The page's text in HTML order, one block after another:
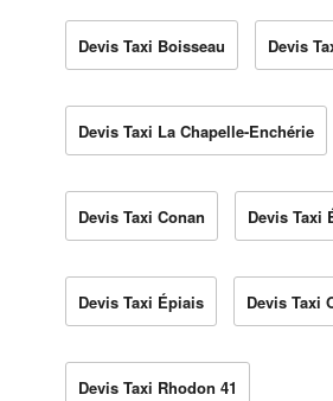
Devis Taxi Boisseau Devis
Devis Taxi La Chapelle-Enchérie
Devis Taxi Conan Devis Taxi
Devis Taxi Épiais Devis Taxi
Devis Taxi Rhodon 41